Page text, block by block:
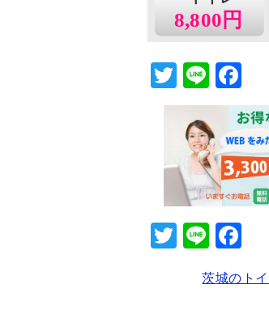
8,800円
T
wi
tt
er
Li
n
e
a
c
e
b
o
T
Li
e c
茨城のト